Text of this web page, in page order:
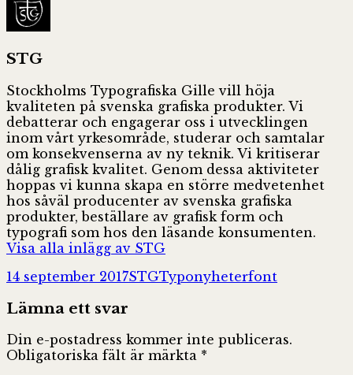
STG
Stockholms Typografiska Gille vill höja
kvaliteten på svenska grafiska produkter. Vi
debatterar och engagerar oss i utvecklingen
inom vårt yrkesområde, studerar och samtalar
om konsekvenserna av ny teknik. Vi kritiserar
dålig grafisk kvalitet. Genom dessa aktiviteter
hoppas vi kunna skapa en större medvetenhet
hos såväl producenter av svenska grafiska
produkter, beställare av grafisk form och
typografi som hos den läsande konsumenten.
Visa alla inlägg av STG
Postat
14 september 2017Författare
STGKategorier
TyponyheterTaggar
font
Lämna ett svar
Din e-postadress kommer inte publiceras.
Obligatoriska fält är märkta *